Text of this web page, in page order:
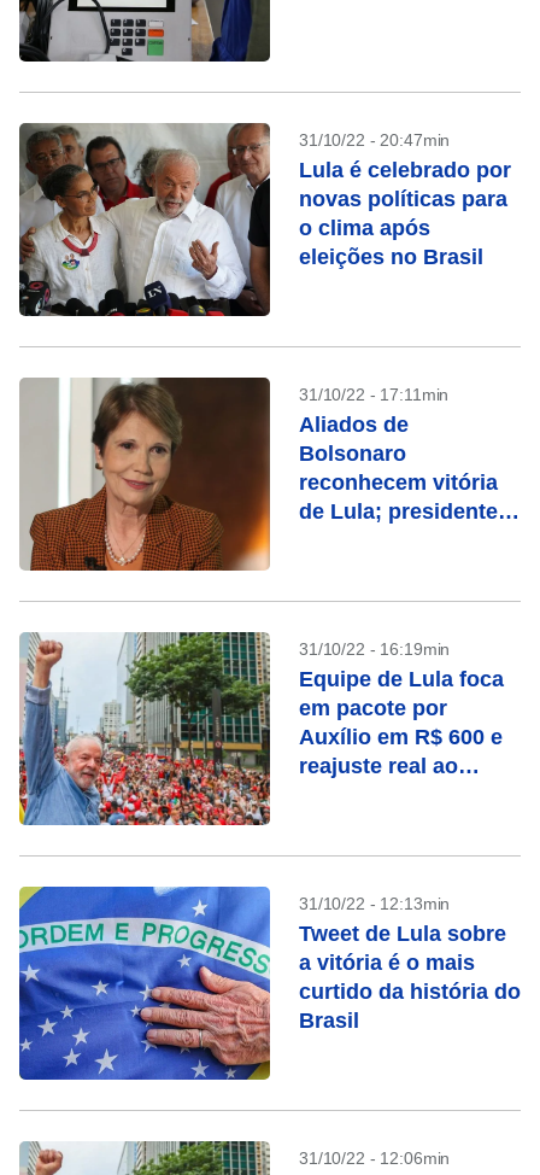
31/10/22 - 20:47min
Lula é celebrado por
novas políticas para
o clima após
eleições no Brasil
31/10/22 - 17:11min
Aliados de
Bolsonaro
reconhecem vitória
de Lula; presidente
31/10/22 - 16:19min
Equipe de Lula foca
em pacote por
Auxílio em R$ 600 e
reajuste real ao
31/10/22 - 12:13min
Tweet de Lula sobre
a vitória é o mais
curtido da história do
Brasil
31/10/22 - 12:06min